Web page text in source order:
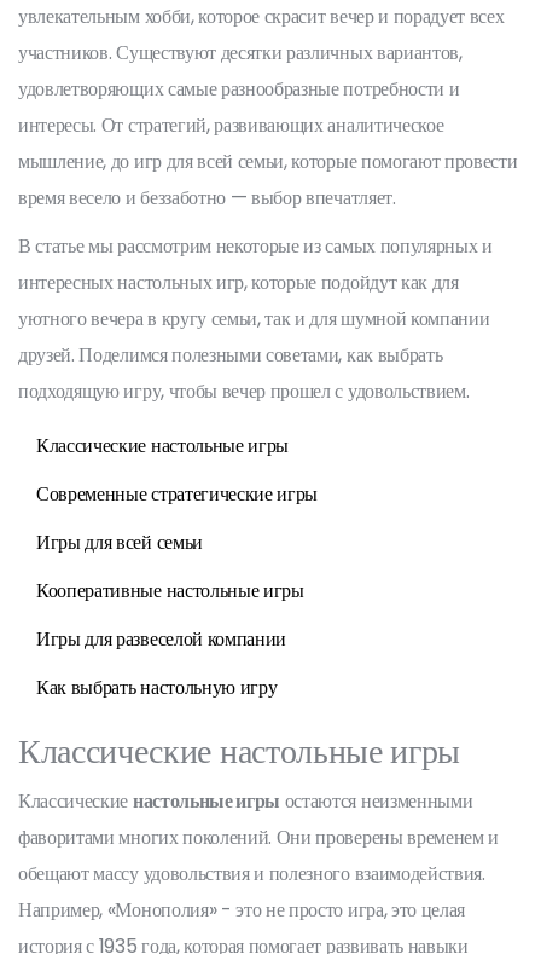
увлекательным хобби, которое скрасит вечер и порадует всех
участников. Существуют десятки различных вариантов,
удовлетворяющих самые разнообразные потребности и
интересы. От стратегий, развивающих аналитическое
мышление, до игр для всей семьи, которые помогают провести
время весело и беззаботно — выбор впечатляет.
В статье мы рассмотрим некоторые из самых популярных и
интересных настольных игр, которые подойдут как для
уютного вечера в кругу семьи, так и для шумной компании
друзей. Поделимся полезными советами, как выбрать
подходящую игру, чтобы вечер прошел с удовольствием.
Классические настольные игры
Современные стратегические игры
Игры для всей семьи
Кооперативные настольные игры
Игры для развеселой компании
Как выбрать настольную игру
Классические настольные игры
Классическиенастольные игры остаются неизменными
фаворитами многих поколений. Они проверены временем и
обещают массу удовольствия и полезного взаимодействия.
Например, «Монополия» - это не просто игра, это целая
история с 1935 года, которая помогает развивать навыки